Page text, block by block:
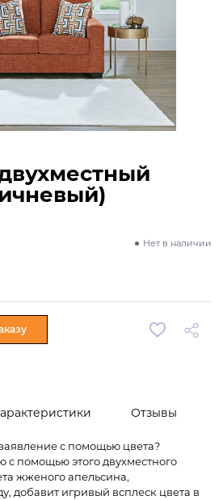
Отзывы
с помощью цвета?
с помощью этого двухместного
жженого апельсина,
добавит игривый всплеск цвета в
Нет в наличии